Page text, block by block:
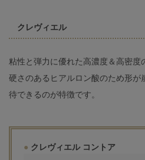
クレヴィエル
粘性と弾力に優れた高濃度＆高密度
硬さのあるヒアルロン酸のため形が
待できるのが特徴です。
クレヴィエル コントア